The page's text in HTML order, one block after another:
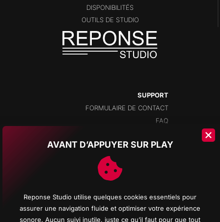
DISPONIBILITÉS
OUTILS DE STUDIO
SUPPORT
FORMULAIRE DE CONTACT
FAQ
CHAMPS-MONTANTS 14A
SUISSE
AVANT D’APPUYER SUR PLAY
Reponse Studio utilise quelques cookies essentiels pour
assurer une navigation fluide et optimiser votre expérience
sonore. Aucun suivi inutile, juste ce qu’il faut pour que tout